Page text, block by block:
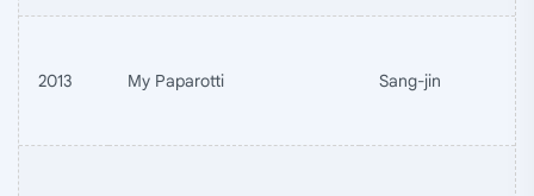
2013 My Paparotti Sang-jin